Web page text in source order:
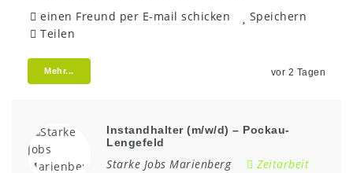
einen Freund per E-mail schicken
Speichern
Teilen
Mehr... vor 2 Tagen
Instandhalter (m/w/d) – Pockau-
Lengefeld
Starke Jobs Marienberg
Zeitarbeit